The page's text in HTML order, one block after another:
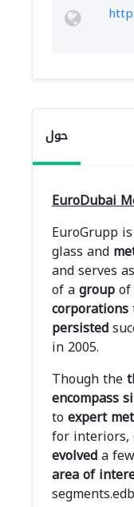
حول
EuroDubai
EuroGrupp
glass and
and serves
of agroup
corporations
persisted
in 2005.
Though the
encompass
toexpert
for interiors,
evolveda
area of